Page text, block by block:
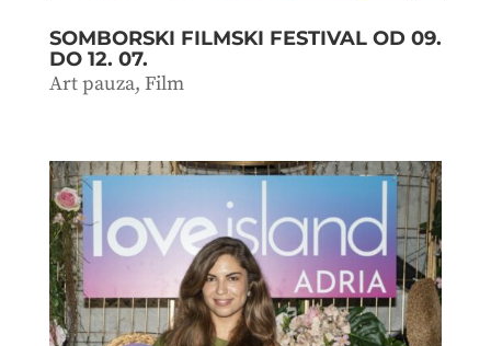
SOMBORSKI FILMSKI FESTIVAL OD 09.
DO 12. 07.
Art pauza, Film